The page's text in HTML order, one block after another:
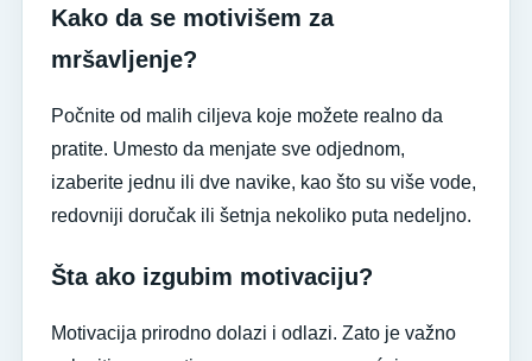
Kako da se motivišem za
mršavljenje?
Počnite od malih ciljeva koje možete realno da
pratite. Umesto da menjate sve odjednom,
izaberite jednu ili dve navike, kao što su više vode,
redovniji doručak ili šetnja nekoliko puta nedeljno.
Šta ako izgubim motivaciju?
Motivacija prirodno dolazi i odlazi. Zato je važno